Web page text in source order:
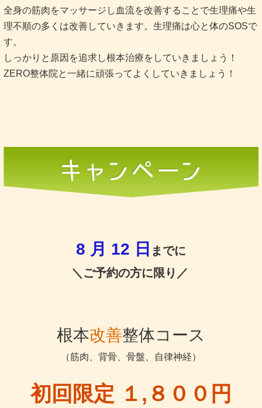
全身の筋肉をマッサージし血流を改善することで生理痛や生
理不順の多くは改善していきます。生理痛は心と体のSOSで
す。
しっかりと原因を追求し根本治療をしていきましょう！
ZERO整体院と一緒に頑張ってよくしていきましょう！
8 月 12 日 までに
＼ご予約の方に限り／
根本改善整体コース
（筋肉、背骨、骨盤、自律神経）
初回限定 １,８００円